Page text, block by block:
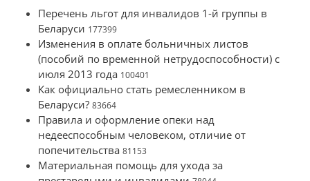
Перечень льгот для инвалидов 1-й группы в
Беларуси 177399
Изменения в оплате больничных листов
(пособий по временной нетрудоспособности) с
июля 2013 года 100401
Как официально стать ремесленником в
Беларуси? 83664
Правила и оформление опеки над
недееспособным человеком, отличие от
попечительства 81153
Материальная помощь для ухода за